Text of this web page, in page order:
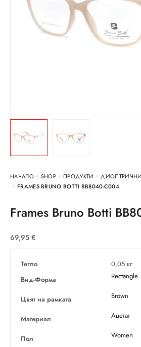
НАЧАЛО SHOP ПРОДУКТИ
FRAMES BRUNO BOTTI BB8040-C004
Frames Bruno Botti
69,95 €
Тегло
0,05 кг
Вид-Форма
Rectangle
Цвят на рамката Brown
Материал Ацетат
Пол Women